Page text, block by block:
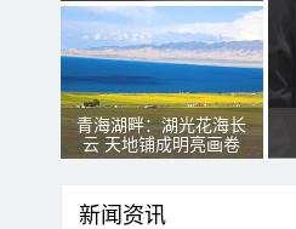
青海湖畔：湖光花海长
云 天地铺成明亮画卷
新闻资讯